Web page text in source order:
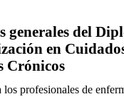
generales del
en
Crónicos
los profesionales de